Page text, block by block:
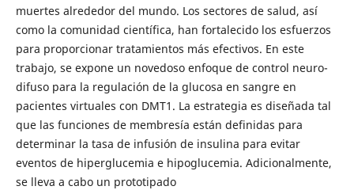
muertes alrededor del mundo. Los sectores de salud, así
como la comunidad científica, han fortalecido los esfuerzos
para proporcionar tratamientos más efectivos. En este
trabajo, se expone un novedoso enfoque de control neuro-
difuso para la regulación de la glucosa en sangre en
pacientes virtuales con DMT1. La estrategia es diseñada tal
que las funciones de membresía están definidas para
determinar la tasa de infusión de insulina para evitar
eventos de hiperglucemia e hipoglucemia. Adicionalmente,
se lleva a cabo un prototipado